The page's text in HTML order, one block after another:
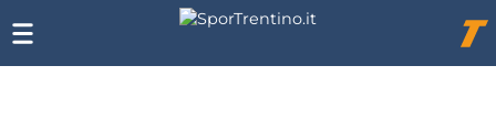
Chi
siamo
Affiliazione